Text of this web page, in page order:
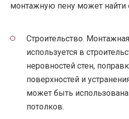
монтажную пену может найти
Строительство.
используется в
неровностей стен,
поверхностей и
может быть
потолков.